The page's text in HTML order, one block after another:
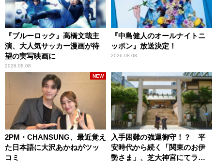
『ブルーロック』高橋文哉主
演、大人気サッカー漫画が待
望の実写映画に
2026.08.08
『中島健人のオールナイトニ
ッポン』放送決定！
2026.08.08
2PM・CHANSUNG、最近覚え
た日本語に大沢あかねがツッ
コミ
NEW
入手困難の強運御守！？ 平
安時代から続く「関東のお伊
勢さま」、芝大神宮にてラン